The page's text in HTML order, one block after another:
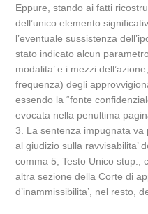
Eppure, stando ai fatti
dell’unico elemento
l’eventuale sussistenza
stato indicato alcun
modalita’ e i mezzi
frequenza) degli
essendo la “fonte
evocata nella penultima
3. La sentenza impugnata
al giudizio sulla ravvisabilita’
comma 5, Testo Unico stup.,
altra sezione della Corte di
d’inammissibilita’, nel resto,